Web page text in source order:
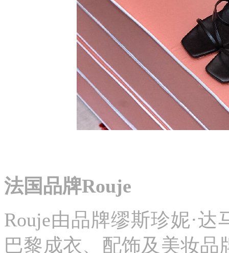
法国品牌Rouje
Rouje由品牌缪斯珍妮·达
巴黎成衣、配饰及美妆